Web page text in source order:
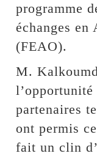
programme
échanges en
(FEAO).
M.
partenaires
ont permis
fait un clin